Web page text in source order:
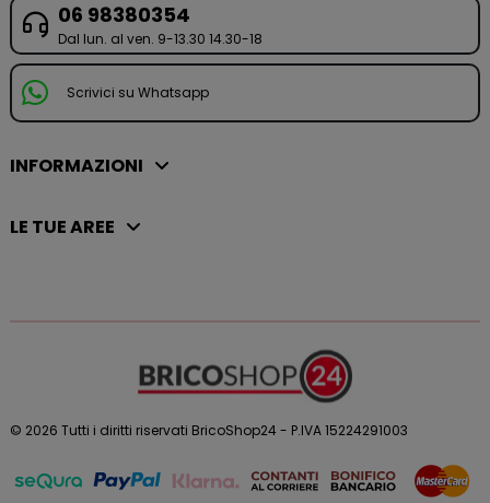
06 98380354
Dal lun. al ven. 9-13.30 14.30-18
Scrivici su Whatsapp
INFORMAZIONI
LE TUE AREE
© 2026 Tutti i diritti riservati BricoShop24 - P.IVA 15224291003